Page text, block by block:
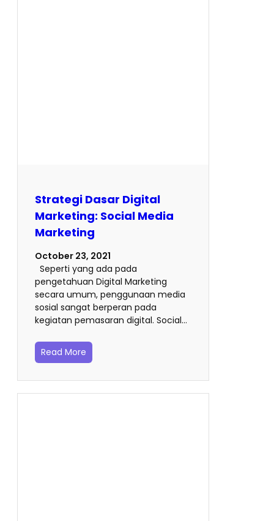
Strategi Dasar Digital
Marketing: Social Media
Marketing
October 23, 2021
Seperti yang ada pada
pengetahuan Digital Marketing
secara umum, penggunaan media
sosial sangat berperan pada
kegiatan pemasaran digital. Social…
Read More